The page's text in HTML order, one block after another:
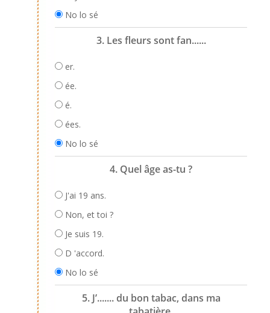
No lo sé
3. Les fleurs sont fan......
er.
ée.
é.
ées.
No lo sé
4. Quel âge as-tu ?
J'ai 19 ans.
Non, et toi ?
Je suis 19.
D 'accord.
No lo sé
5. J’....... du bon tabac, dans ma